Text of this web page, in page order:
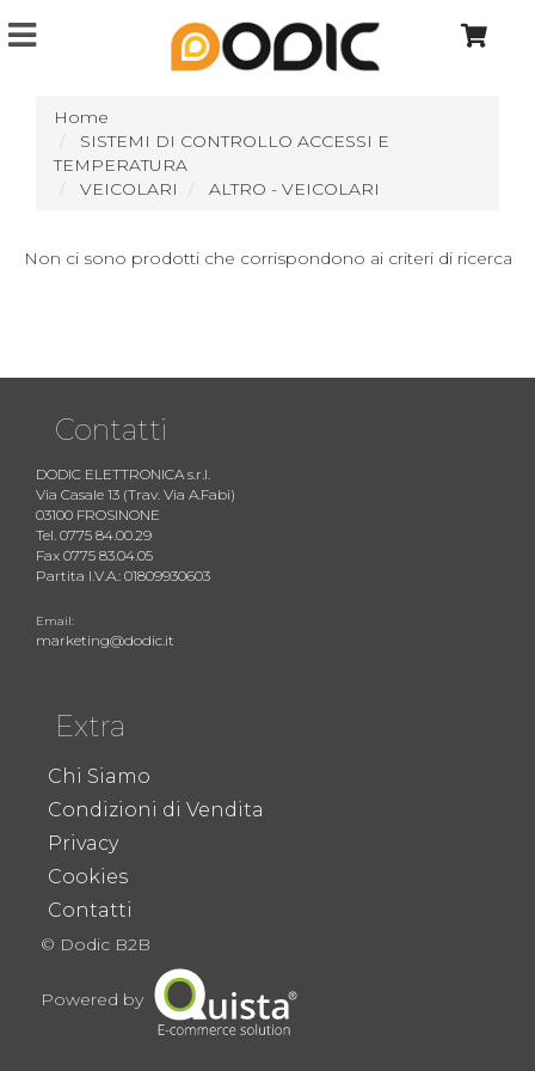
Home
SISTEMI DI CONTROLLO ACCESSI E
TEMPERATURA
VEICOLARI
ALTRO - VEICOLARI
Non ci sono prodotti che corrispondono ai criteri di ricerca
Contatti
DODIC ELETTRONICA s.r.l.
Via Casale 13 (Trav. Via A.Fabi)
03100 FROSINONE
Tel. 0775 84.00.29
Fax 0775 83.04.05
Partita I.V.A.: 01809930603
Email:
marketing@dodic.it
Extra
Chi Siamo
Condizioni di Vendita
Privacy
Cookies
Contatti
© Dodic B2B
Powered by